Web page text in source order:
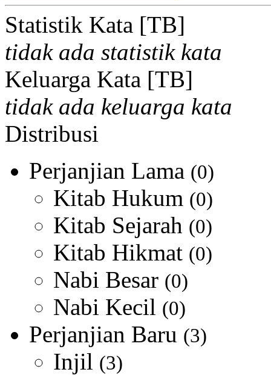
Statistik Kata [TB]
tidak ada statistik kata
Keluarga Kata [TB]
tidak ada keluarga kata
Distribusi
Perjanjian Lama (0)
Kitab Hukum (0)
Kitab Sejarah (0)
Kitab Hikmat (0)
Nabi Besar (0)
Nabi Kecil (0)
Perjanjian Baru (3)
Injil (3)